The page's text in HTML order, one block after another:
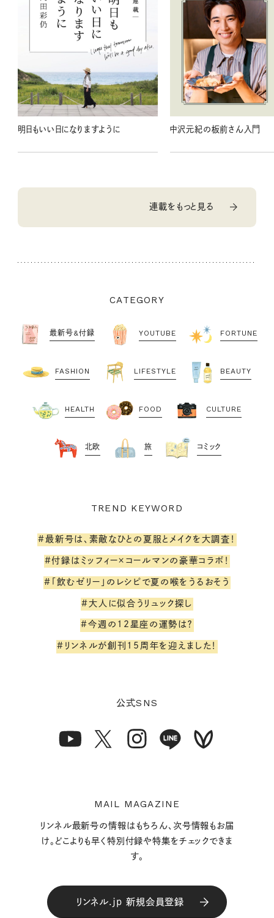
明日もいい日になりますように 中沢元紀の板前さん入門
連載をもっと見る
CATEGORY
最新号&付録 YOUTUBE FORTUNE
FASHION LIFESTYLE BEAUTY
HEALTH FOOD CULTURE
北欧 旅 コミック
TREND KEYWORD
#最新号は、素敵なひとの夏服とメイクを大調査！
#付録はミッフィー×コールマンの豪華コラボ！
#「飲むゼリー」のレシピで夏の喉をうるおそう
#大人に似合うリュック探し
#今週の12星座の運勢は？
#リンネルが創刊15周年を迎えました！
公式SNS
MAIL MAGAZINE
リンネル最新号の情報はもちろん、次号情報もお届
け。どこよりも早く特別付録や特集をチェックできま
す。
リンネル.jp 新規会員登録